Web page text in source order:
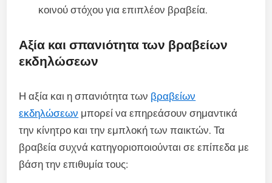
κοινού στόχου για επιπλέον βραβεία.
Αξία και σπανιότητα των βραβείων
εκδηλώσεων
Η αξία και η σπανιότητα των βραβείων
εκδηλώσεων μπορεί να επηρεάσουν σημαντικά
την κίνητρο και την εμπλοκή των παικτών. Τα
βραβεία συχνά κατηγοριοποιούνται σε επίπεδα με
βάση την επιθυμία τους: